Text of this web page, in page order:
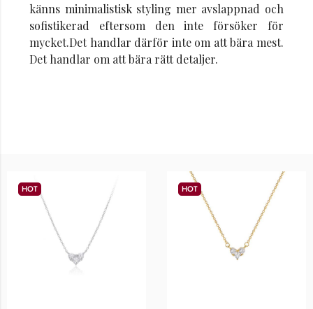
känns minimalistisk styling mer avslappnad och
sofistikerad eftersom den inte försöker för
mycket.Det handlar därför inte om att bära mest.
Det handlar om att bära rätt detaljer.
HOT HOT